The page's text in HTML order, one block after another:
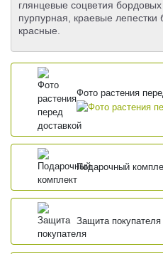
глянцевые соцветия
пурпурная, краевые
красные.
Фото растения
Подарочный
Защита покупателя